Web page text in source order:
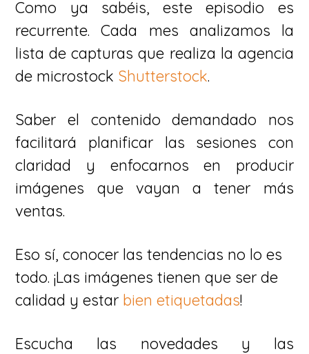
Como ya sabéis, este episodio es
recurrente. Cada mes analizamos la
lista de capturas que realiza la agencia
de microstock Shutterstock.
Saber el contenido demandado nos
facilitará planificar las sesiones con
claridad y enfocarnos en producir
imágenes que vayan a tener más
ventas.
Eso sí, conocer las tendencias no lo es
todo. ¡Las imágenes tienen que ser de
calidad y estar bien etiquetadas!
Escucha las novedades y las